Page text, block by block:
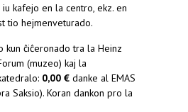
kafejo en la centro, ekz. en
tio hejmenveturado.
kun ĉiĉeronado tra la Heinz
(muzeo) kaj la
0,00 € danke al EMAS
Saksio). Koran dankon pro la